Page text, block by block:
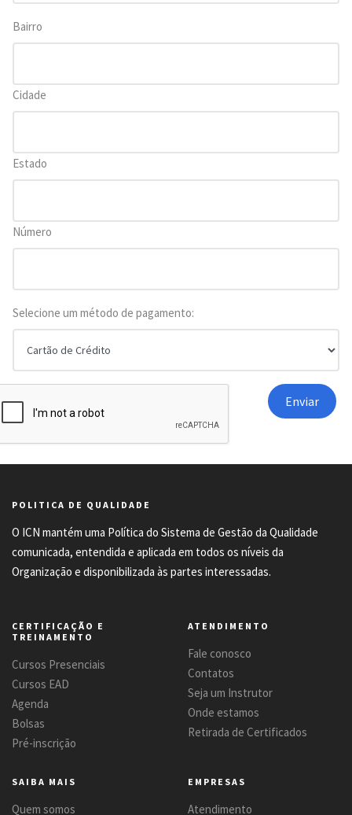
Bairro
Cidade
Estado
Número
Selecione um método de pagamento:
POLITICA DE QUALIDADE
O ICN mantém uma Política do Sistema de Gestão da Qualidade
comunicada, entendida e aplicada em todos os níveis da
Organização e disponibilizada às partes interessadas.
CERTIFICAÇÃO E
TREINAMENTO
Cursos Presenciais
Cursos EAD
Agenda
Bolsas
Pré-inscrição
ATENDIMENTO
Fale conosco
Contatos
Seja um Instrutor
Onde estamos
Retirada de Certificados
SAIBA MAIS
Quem somos
EMPRESAS
Atendimento